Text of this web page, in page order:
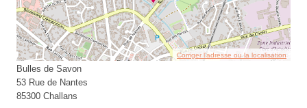
Corriger l’adresse ou la localisation
Bulles de Savon
53 Rue de Nantes
85300 Challans